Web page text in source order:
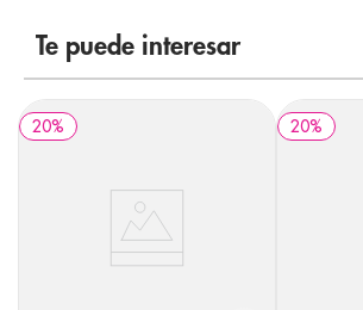
Te puede interesar
20% 20%